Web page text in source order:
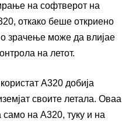
на софтверот на
откако беше откриено
зрачење може да влијае
на летот.
A320 добија
своите летала. Оваа
само на A320, туку и на